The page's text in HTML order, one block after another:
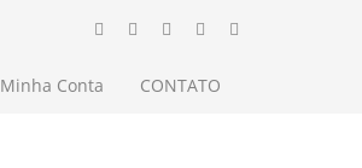
Minha Conta CONTATO